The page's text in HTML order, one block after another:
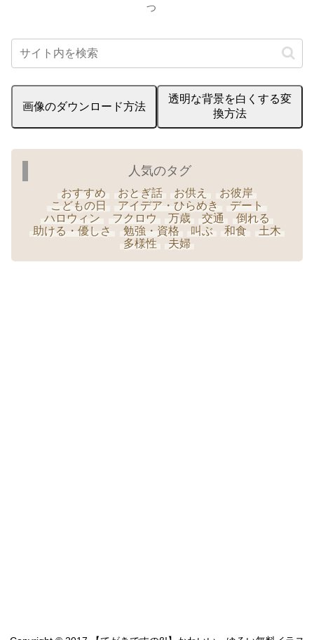
つ
画像のダウンロード方法
透明な背景を白くする変
換方法
人気のタグ
おすすめ おとぎ話 お供え
お彼岸
こどもの日
アイデア・ひらめき
デート
ハロウィン
フクロウ 万歳 交通
倒れる
助ける・優しさ
勉強・資格 叫ぶ 和食
土木
多様性
夫婦